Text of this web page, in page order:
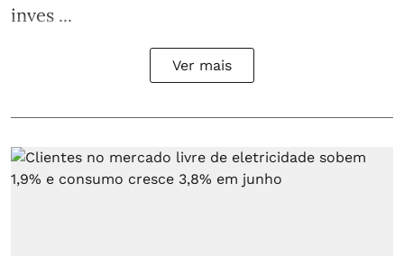
inves ...
Ver mais